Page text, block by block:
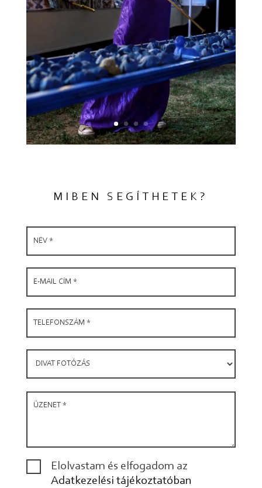
MIBEN SEGÍTHETEK?
Elolvastam és elfogadom az
Adatkezelési tájékoztatóban